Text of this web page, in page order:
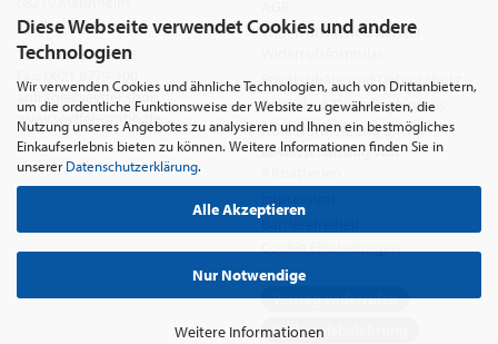
Diese Webseite verwendet Cookies und andere
Technologien
Wir verwenden Cookies und ähnliche Technologien, auch von Drittanbietern,
um die ordentliche Funktionsweise der Website zu gewährleisten, die
Nutzung unseres Angebotes zu analysieren und Ihnen ein bestmögliches
Einkaufserlebnis bieten zu können. Weitere Informationen finden Sie in
unserer Datenschutzerklärung.
Alle Akzeptieren
Nur Notwendige
Weitere Informationen
Deutschland
Tel.:0621 8779-555
anfrage@seyffer.shop
www.seyffer-gmbh.de
Widerrufsrecht & Muster-
Privatsphäre und Datenschutz
Batterie- & Recyclinghinweis
Abfallvermeidung und
Bewirtschaftung von
Cookie Einstellungen
Vertrag widerrufen
Widerrufsbelehrung